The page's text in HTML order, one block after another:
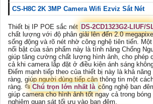
CS-H8C 2K 3MP Camera Wifi Ezviz Sắt Nét
Thiết bị IP POE sắc nét DS-2CD1323G2-LIUF/
chất lượng với độ phân giải lên đến 2.0
sống động và rõ nét nhờ công nghệ tiên tiến.
nổi bật của sản phẩm này là tính năng Chống
giúp tăng cường chất lượng hình ảnh, cho phép
cả khi camera lắp đặt ở điều kiện ánh sáng
Điểm mạnh tiếp theo của thiết bị này là khả
ràng, giúp người dùng tiếp cận thông tin một
ràng. 📂 Chú trọn lớn nhất là công nghệ ban
giúp camera cho hình ảnh tốt ngay cả trong
nghiệm quan sát tối ưu vào ban đêm.